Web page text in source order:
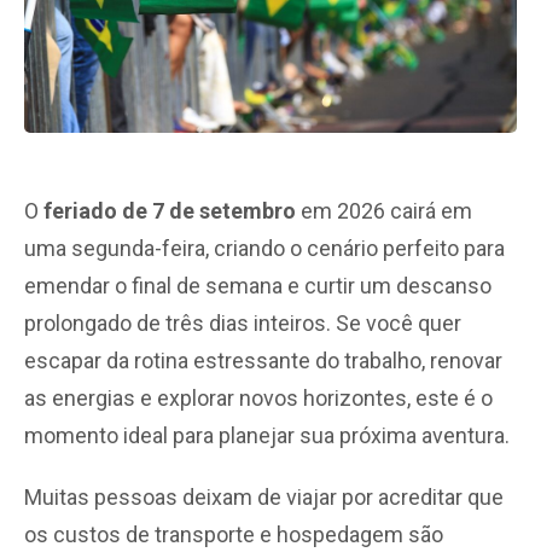
O feriado de 7 de setembro em 2026 cairá em
uma segunda-feira, criando o cenário perfeito para
emendar o final de semana e curtir um descanso
prolongado de três dias inteiros. Se você quer
escapar da rotina estressante do trabalho, renovar
as energias e explorar novos horizontes, este é o
momento ideal para planejar sua próxima aventura.
Muitas pessoas deixam de viajar por acreditar que
os custos de transporte e hospedagem são